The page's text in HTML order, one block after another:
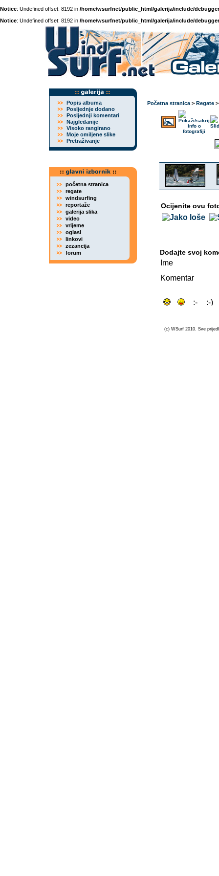
Notice: Undefined offset: 8192 in /home/wsurfnet/public_html/galerija/include/
Notice: Undefined offset: 8192 in /home/wsurfnet/public_html/galerija/include/
Popis albuma
Posljednje dodano
Posljednji komentari
Najgledanije
Visoko rangirano
Moje omiljene slike
Pretraživanje
početna stranica
regate
windsurfing
reportaže
galerija slika
video
vrijeme
oglasi
linkovi
zezancija
forum
Početna stranica > Regate
Ocijenite ovu
Dodajte svoj
Ime
Komentar
(c) WSurf 2010. Sve